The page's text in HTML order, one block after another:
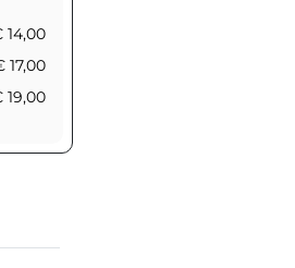
14,00
17,00
19,00